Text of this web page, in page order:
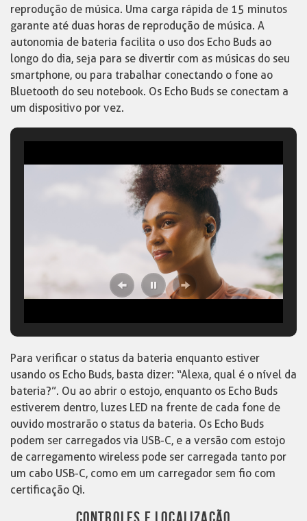
reprodução de música. Uma carga rápida de 15 minutos
garante até duas horas de reprodução de música. A
autonomia de bateria facilita o uso dos Echo Buds ao
longo do dia, seja para se divertir com as músicas do seu
smartphone, ou para trabalhar conectando o fone ao
Bluetooth do seu notebook. Os Echo Buds se conectam a
um dispositivo por vez.
Para verificar o status da bateria enquanto estiver
usando os Echo Buds, basta dizer: “Alexa, qual é o nível da
bateria?”. Ou ao abrir o estojo, enquanto os Echo Buds
estiverem dentro, luzes LED na frente de cada fone de
ouvido mostrarão o status da bateria. Os Echo Buds
podem ser carregados via USB-C, e a versão com estojo
de carregamento wireless pode ser carregada tanto por
um cabo USB-C, como em um carregador sem fio com
certificação Qi.